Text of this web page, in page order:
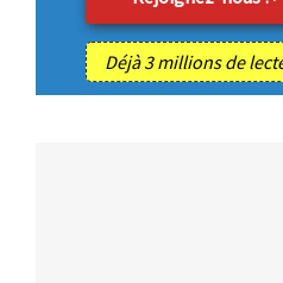
Déjà 3 millions de